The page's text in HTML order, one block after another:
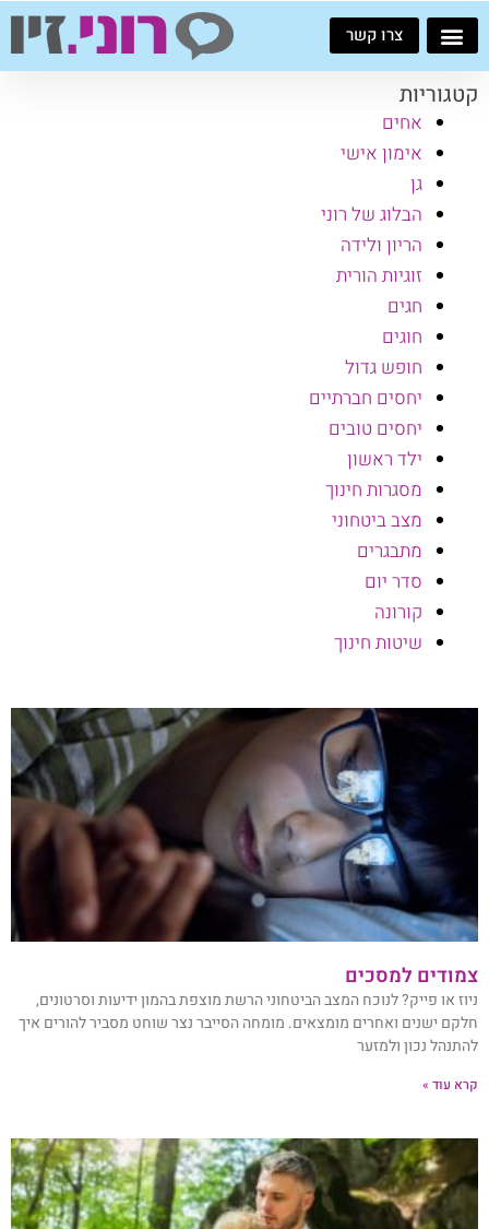
דילוג
לתוכן
צרו קשר
קטגוריות
אחים
אימון אישי
גן
הבלוג של רוני
הריון ולידה
זוגיות הורית
חגים
חוגים
חופש גדול
יחסים חברתיים
יחסים טובים
ילד ראשון
מסגרות חינוך
מצב ביטחוני
מתבגרים
סדר יום
קורונה
שיטות חינוך
צמודים למסכים
ניוז או פייק? לנוכח המצב הביטחוני הרשת מוצפת בהמון ידיעות וסרטונים,
חלקם ישנים ואחרים מומצאים. מומחה הסייבר נצר שוחט מסביר להורים איך
להתנהל נכון ולמזער
קרא עוד »
עמודעמוד